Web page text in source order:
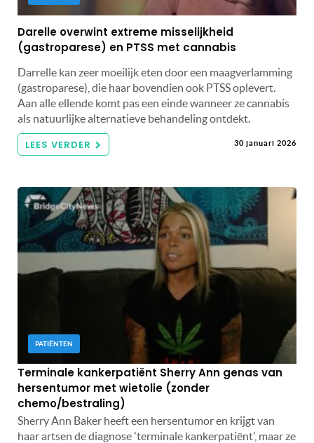
Darelle overwint extreme misselijkheid
(gastroparese) en PTSS met cannabis
Darrelle kan zeer moeilijk eten door een maagverlamming
(gastroparese), die haar bovendien ook PTSS oplevert.
Aan alle ellende komt pas een einde wanneer ze cannabis
als natuurlijke alternatieve behandeling ontdekt.
LEES VERDER 30 januari 2026
PATIËNTEN
Terminale kankerpatiënt Sherry Ann genas van
hersentumor met wietolie (zonder
chemo/bestraling)
Sherry Ann Baker heeft een hersentumor en krijgt van
haar artsen de diagnose 'terminale kankerpatiënt', maar ze